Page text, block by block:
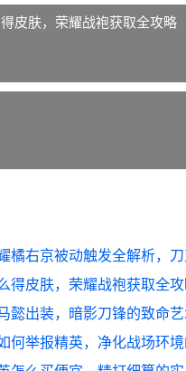
皮肤，荣耀战袍获取全攻略
得皮肤，荣耀战袍获取全